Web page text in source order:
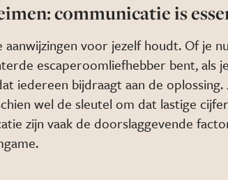
communicatie is
voor jezelf houdt. Of je
escaperoomliefhebber bent, als
iedereen bijdraagt aan de oplossing.
wel de sleutel om dat lastige
zijn vaak de doorslaggevende